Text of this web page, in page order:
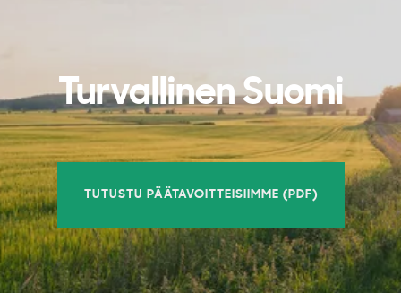
Turvallinen Suomi
TUTUSTU PÄÄTAVOITTEISIIMME (PDF)